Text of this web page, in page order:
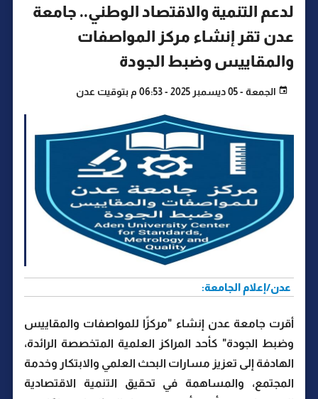
لدعم التنمية والاقتصاد الوطني.. جامعة
عدن تقر إنشاء مركز المواصفات
والمقاييس وضبط الجودة
الجمعة - 05 ديسمبر 2025 - 06:53 م بتوقيت عدن
عدن/إعلام الجامعة:
أقرت جامعة عدن إنشاء "مركزًا للمواصفات والمقاييس
وضبط الجودة" كأحد المراكز العلمية المتخصصة الرائدة،
الهادفة إلى تعزيز مسارات البحث العلمي والابتكار وخدمة
المجتمع، والمساهمة في تحقيق التنمية الاقتصادية